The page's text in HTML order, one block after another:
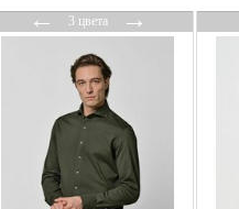
←3 цвета→